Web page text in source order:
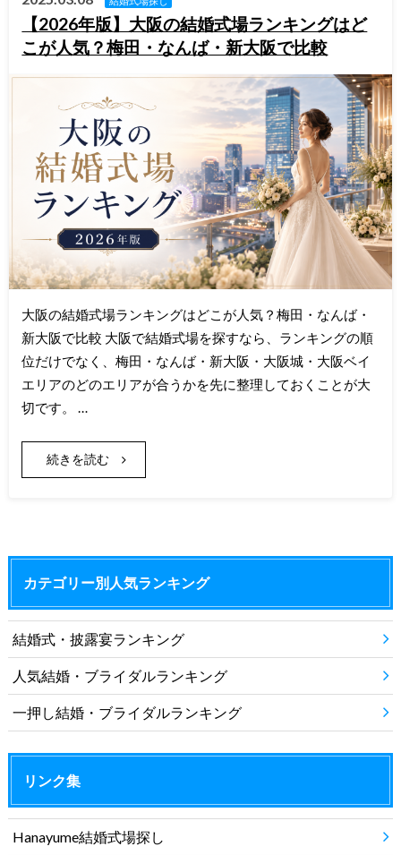
【2026年版】大阪の結婚式場ランキングはど
こが人気？梅田・なんば・新大阪で比較
大阪の結婚式場ランキングはどこが人気？梅田・なんば・
新大阪で比較 大阪で結婚式場を探すなら、ランキングの順
位だけでなく、梅田・なんば・新大阪・大阪城・大阪ベイ
エリアのどのエリアが合うかを先に整理しておくことが大
切です。 …
続きを読む
カテゴリー別人気ランキング
結婚式・披露宴ランキング
人気結婚・ブライダルランキング
一押し結婚・ブライダルランキング
リンク集
Hanayume結婚式場探し